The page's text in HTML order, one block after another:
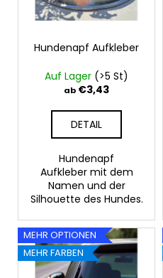
Hundenapf Aufkleber
Auf Lager (>5 St)
ab €3,43
DETAIL
Hundenapf
Aufkleber mit dem
Namen und der
Silhouette des Hundes.
MEHR OPTIONEN
MEHR FARBEN